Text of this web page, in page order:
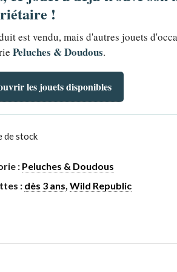
!
est vendu, mais d'autres jouets
Peluches & Doudous.
les jouets disponibles
de stock
: Peluches & Doudous
: dès 3 ans,Wild Republic